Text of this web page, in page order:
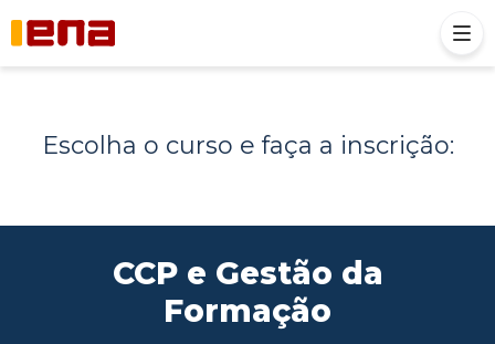
Escolha o curso e faça a inscrição:
CCP e Gestão da
Formação